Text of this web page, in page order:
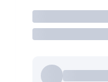
取引